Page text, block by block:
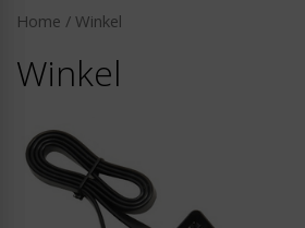
Home / Winkel
Winkel